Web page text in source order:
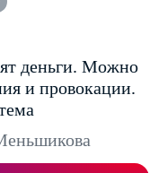
деньги. Можно
и провокации.